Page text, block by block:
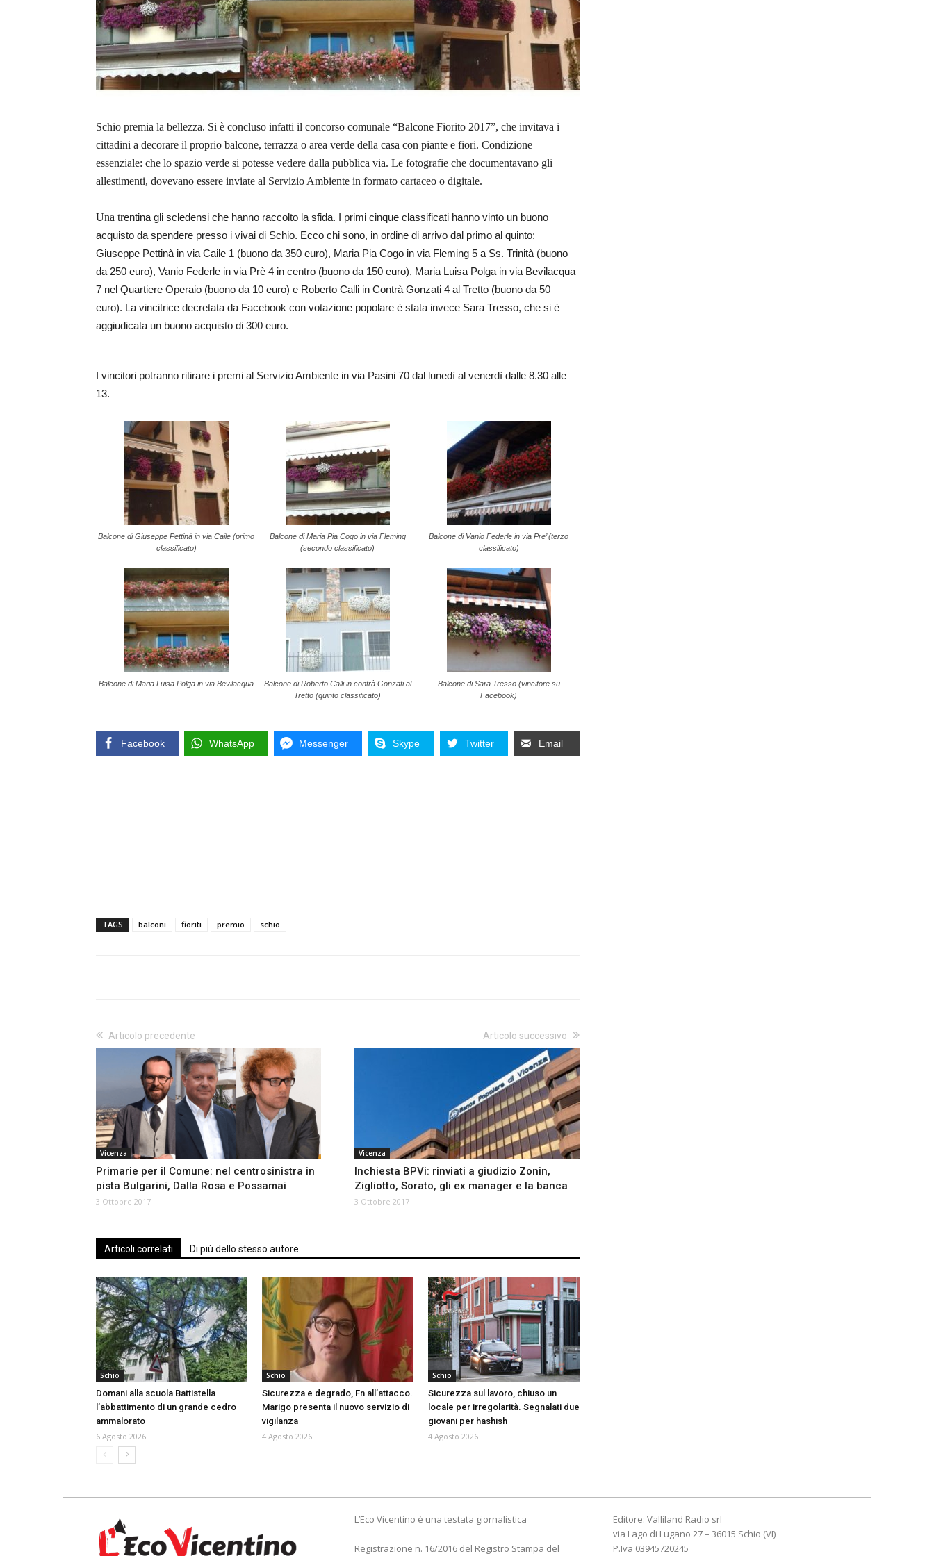
Schio premia la bellezza. Si è concluso infatti il concorso comunale “Balcone Fiorito 2017”, che invitava i
cittadini a decorare il proprio balcone, terrazza o area verde della casa con piante e fiori. Condizione
essenziale: che lo spazio verde si potesse vedere dalla pubblica via. Le fotografie che documentavano gli
allestimenti, dovevano essere inviate al Servizio Ambiente in formato cartaceo o digitale.
Una trentina gli scledensi che hanno raccolto la sfida. I primi cinque classificati hanno vinto un buono
acquisto da spendere presso i vivai di Schio. Ecco chi sono, in ordine di arrivo dal primo al quinto:
Giuseppe Pettinà in via Caile 1 (buono da 350 euro), Maria Pia Cogo in via Fleming 5 a Ss. Trinità (buono
da 250 euro), Vanio Federle in via Prè 4 in centro (buono da 150 euro), Maria Luisa Polga in via Bevilacqua
7 nel Quartiere Operaio (buono da 10 euro) e Roberto Calli in Contrà Gonzati 4 al Tretto (buono da 50
euro). La vincitrice decretata da Facebook con votazione popolare è stata invece Sara Tresso, che si è
aggiudicata un buono acquisto di 300 euro.
I vincitori potranno ritirare i premi al Servizio Ambiente in via Pasini 70 dal lunedì al venerdì dalle 8.30 alle
13.
Balcone di Giuseppe Pettinà in via Caile (primo
classificato)
Balcone di Maria Pia Cogo in via Fleming
(secondo classificato)
Balcone di Vanio Federle in via Pre’ (terzo
classificato)
Balcone di Maria Luisa Polga in via Bevilacqua
Balcone di Roberto Calli in contrà Gonzati al
Tretto (quinto classificato)
Balcone di Sara Tresso (vincitore su
Facebook)
Facebook WhatsApp Messenger Skype Twitter Email
TAGS balconi fioriti premio schio
Articolo precedente
Vicenza
Primarie per il Comune: nel centrosinistra in
pista Bulgarini, Dalla Rosa e Possamai
3 Ottobre 2017
Articolo successivo
Vicenza
Inchiesta BPVi: rinviati a giudizio Zonin,
Zigliotto, Sorato, gli ex manager e la banca
3 Ottobre 2017
Articoli correlati Di più dello stesso autore
Schio
Domani alla scuola Battistella
l’abbattimento di un grande cedro
ammalorato
6 Agosto 2026
Schio
Sicurezza e degrado, Fn all’attacco.
Marigo presenta il nuovo servizio di
vigilanza
4 Agosto 2026
Schio
Sicurezza sul lavoro, chiuso un
locale per irregolarità. Segnalati due
giovani per hashish
4 Agosto 2026
L’Eco Vicentino è una testata giornalistica
Registrazione n. 16/2016 del Registro Stampa del
Editore: Valliland Radio srl
via Lago di Lugano 27 – 36015 Schio (VI)
P.Iva 03945720245